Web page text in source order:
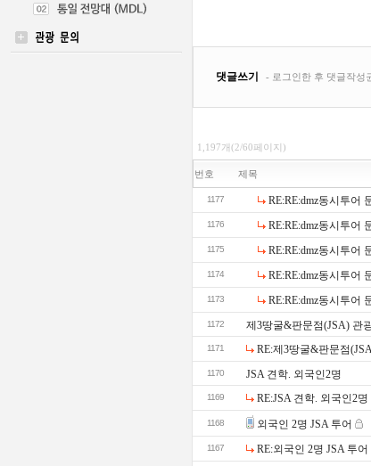
1,197개(2/60페이지)
번호 제목
1177 RE:RE:dmz동시투어
1176 RE:RE:dmz동시투어
1175 RE:RE:dmz동시투어
1174 RE:RE:dmz동시투어
1173 RE:RE:dmz동시투어
1172 제3땅굴&판문점(JSA) 관
1171 RE:제3땅굴&판문점
1170 JSA 견학. 외국인2명
1169 RE:JSA 견학. 외국인2명
1168 외국인 2명 JSA 투어
1167 RE:외국인 2명 JSA 투어